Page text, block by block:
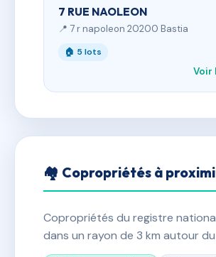
7 RUE NAOLEON
📍 7 r napoleon 20200 Bastia
🏠 5 lots
Voir
🏘 Copropriétés à
Copropriétés du registre
dans un rayon de 3 km autour